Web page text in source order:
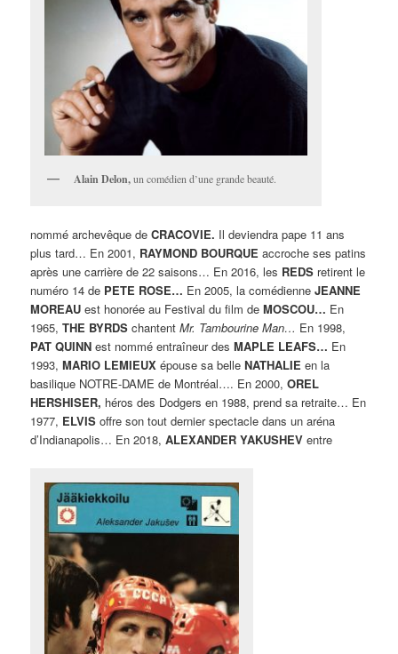
Alain Delon,un comédien d’une grande beauté.
nommé archevêque deCRACOVIE. Il deviendra pape 11 ans
plus tard… En 2001, RAYMOND BOURQUE accroche ses patins
après une carrière de 22 saisons… En 2016, les REDS retirent le
numéro 14 de PETE ROSE… En 2005, la comédienneJEANNE
MOREAU est honorée au Festival du film deMOSCOU… En
1965,THE BYRDS chantentMr. Tambourine Man… En 1998,
PAT QUINN est nommé entraîneur desMAPLE LEAFS… En
1993,MARIO LEMIEUX épouse sa belleNATHALIE en la
basilique NOTRE-DAME de Montréal…. En 2000,OREL
HERSHISER, héros des Dodgers en 1988, prend sa retraite… En
1977, ELVIS offre son tout dernier spectacle dans un aréna
d’Indianapolis… En 2018,ALEXANDER YAKUSHEV entre